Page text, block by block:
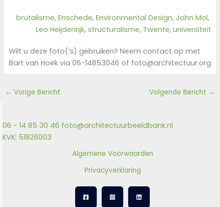
brutalisme, Enschede, Environmental Design, John Mol
Leo Heijdenrijk, structuralisme, Twente, universiteit
Wilt u deze foto(‘s) gebruiken? Neem contact op met
Bart van Hoek via 06-14853046 of foto@architectuur.org
← Vorige Bericht Volgende Bericht →
06 - 14 85 30 46 foto@architectuurbeeldbank.nl
KVK: 51826003
Algemene Voorwaarden
Privacyverklaring